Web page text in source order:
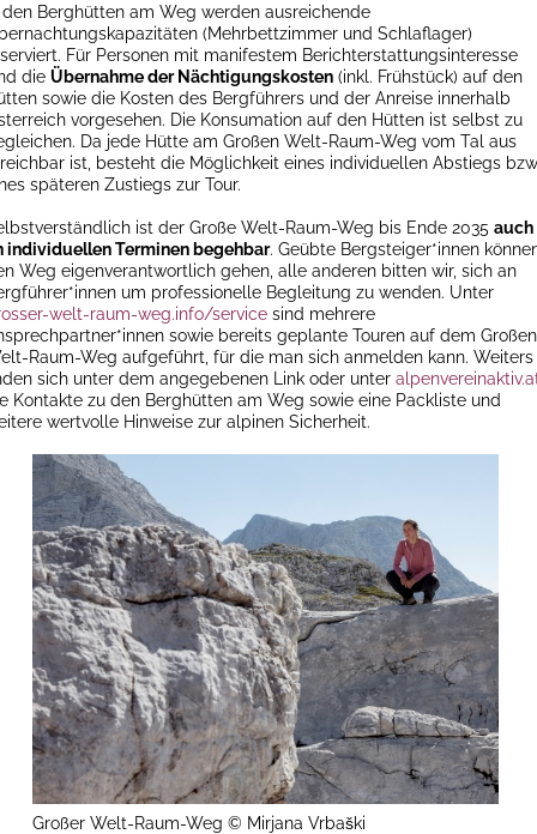
den Berghütten am Weg werden ausreichende
(Mehrbettzimmer und Schlaflager)
Für Personen mit manifestem Berichterstattungsinteresse
die Übernahme der Nächtigungskosten (inkl. Frühstück) auf den
sowie die Kosten des Bergführers und der Anreise innerhalb
vorgesehen. Die Konsumation auf den Hütten ist selbst zu
Da jede Hütte am Großen Welt-Raum-Weg vom Tal aus
ist, besteht die Möglichkeit eines individuellen Abstiegs
späteren Zustiegs zur Tour.
ist der Große Welt-Raum-Weg bis Ende 2035 auch
individuellen Terminen begehbar. Geübte Bergsteiger*innen
Weg eigenverantwortlich gehen, alle anderen bitten wir, sich an
um professionelle Begleitung zu wenden. Unter
welt-raum-weg.info/service sind mehrere
sowie bereits geplante Touren auf dem Großen
Raum-Weg aufgeführt, für die man sich anmelden kann. Weiters
sich unter dem angegebenen Link oder unter
Kontakte zu den Berghütten am Weg sowie eine Packliste und
wertvolle Hinweise zur alpinen Sicherheit.
Großer Welt-Raum-Weg © Mirjana Vrbaški